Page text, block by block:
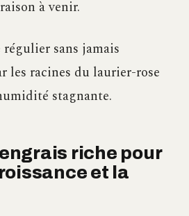
à venir.
régulier sans jamais
les racines du laurier-rose
stagnante.
riche pour
et la